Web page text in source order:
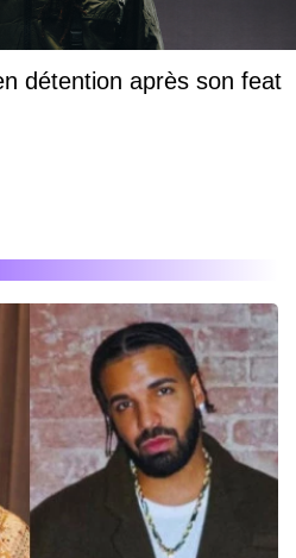
détention après son feat